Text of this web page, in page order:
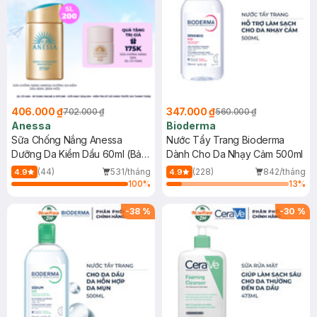
406.000 ₫702.000 ₫
Anessa
Sữa Chống Nắng Anessa
Dưỡng Da Kiềm Dầu 60ml (Bản
Mới)
4.9 (44)
531/tháng
100%
347.000 ₫560.000 ₫
Bioderma
Nước Tẩy Trang Bioderma
Dành Cho Da Nhạy Cảm 500ml
4.9 (228)
842/tháng
13%
-38 % -30 %